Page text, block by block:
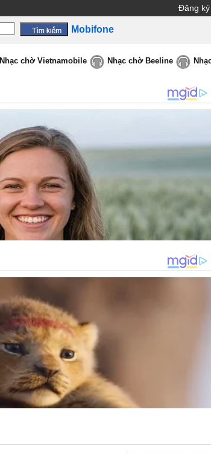
Đăng ký
Mobifone
Nhạc chờ Vietnamobile Nhạc chờ Beeline